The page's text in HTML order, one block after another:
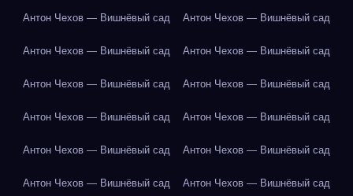
Антон Чехов — Вишнёвый сад Антон Чехов — Вишнёвый сад
Антон Чехов — Вишнёвый сад Антон Чехов — Вишнёвый сад
Антон Чехов — Вишнёвый сад Антон Чехов — Вишнёвый сад
Антон Чехов — Вишнёвый сад Антон Чехов — Вишнёвый сад
Антон Чехов — Вишнёвый сад Антон Чехов — Вишнёвый сад
Антон Чехов — Вишнёвый сад Антон Чехов — Вишнёвый сад